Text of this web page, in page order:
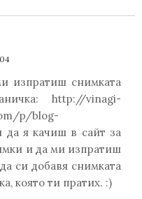
изпратиш снимката
http://vinagi-
p/blog-
да я качиш в сайт за
и да ми изпратиш
си добавя снимката
която ти пратих. :)